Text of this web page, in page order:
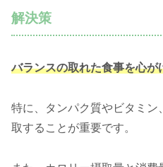
解決策
バランスの取れた食事を心が
特に、タンパク質やビタミ
取することが重要です。